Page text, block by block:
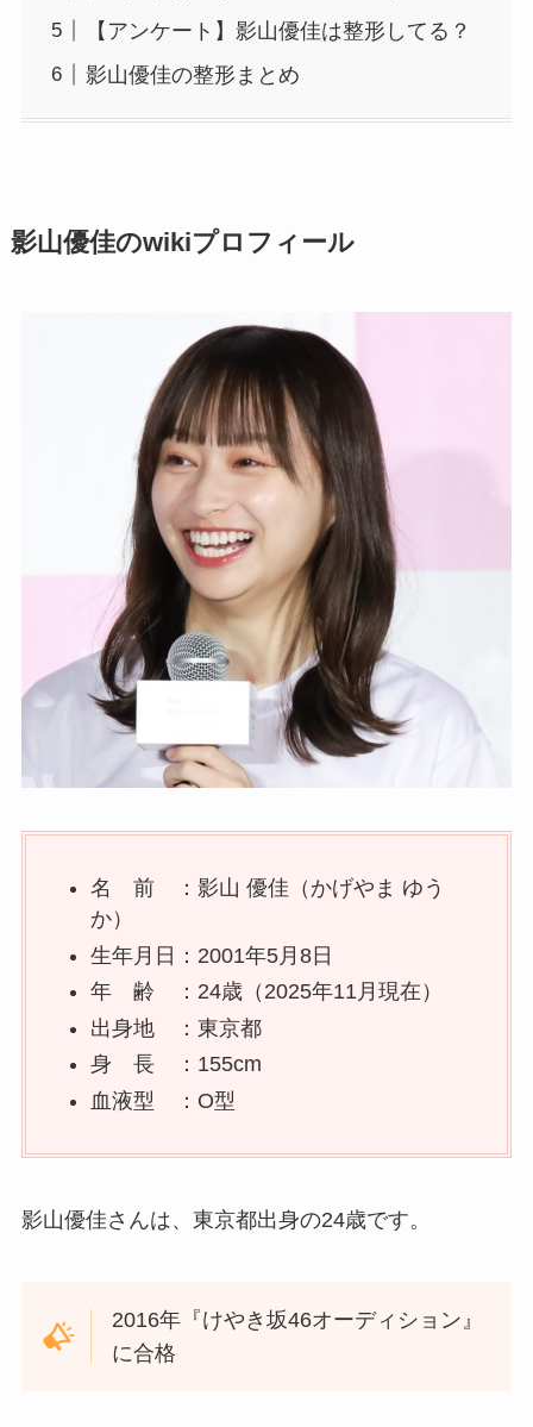
【アンケート】影山優佳は整形してる？
影山優佳の整形まとめ
影山優佳のwikiプロフィール
名 前 ：影山 優佳（かげやま ゆう
か）
生年月日：2001年5月8日
年 齢 ：24歳（2025年11月現在）
出身地 ：東京都
身 長 ：155cm
血液型 ：O型
影山優佳さんは、東京都出身の24歳です。
2016年『けやき坂46オーディション』
に合格